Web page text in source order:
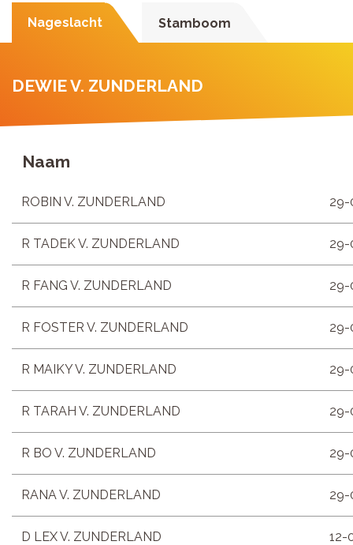
Nageslacht Stamboom
DEWIE V. ZUNDERLAND
Naam
ROBIN V. ZUNDERLAND 29-
R TADEK V. ZUNDERLAND 29-
R FANG V. ZUNDERLAND 29-
R FOSTER V. ZUNDERLAND 29-
R MAIKY V. ZUNDERLAND 29-
R TARAH V. ZUNDERLAND 29-
R BO V. ZUNDERLAND 29-
RANA V. ZUNDERLAND 29-
D LEX V. ZUNDERLAND 12-